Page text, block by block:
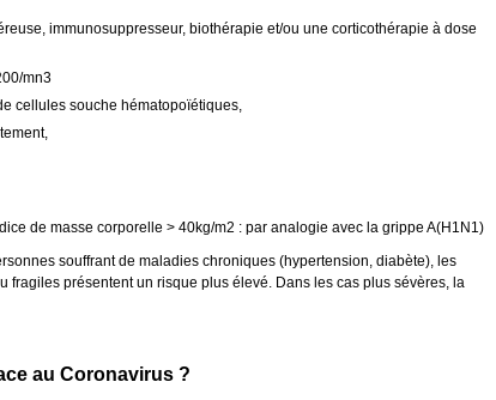
immunosuppresseur, biothérapie et/ou une corticothérapie à dose
mn3
cellules souche hématopoïétiques,
de masse corporelle > 40kg/m2 : par analogie avec la grippe A(H1N1)
souffrant de maladies chroniques (hypertension, diabète), les
présentent un risque plus élevé. Dans les cas plus sévères, la
au Coronavirus ?